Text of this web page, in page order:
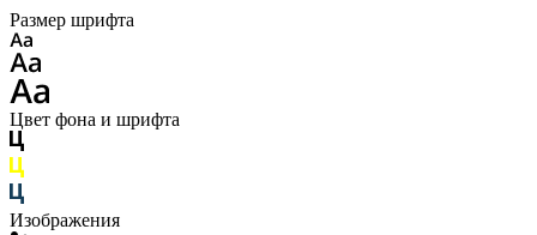
Размер шрифта
Цвет фона и шрифта
Изображения